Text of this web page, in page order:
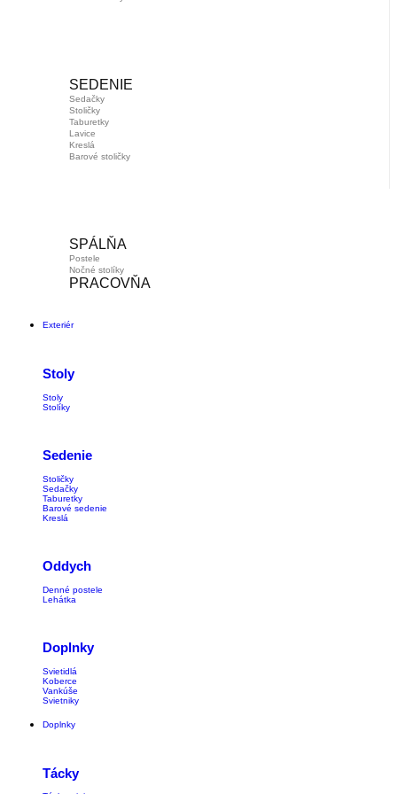
SEDENIE
Sedačky
Stoličky
Taburetky
Lavice
Kreslá
Barové stoličky
SPÁLŇA
Postele
Nočné stolíky
PRACOVŇA
Exteriér
Stoly
Stoly
Stolíky
Sedenie
Stoličky
Sedačky
Taburetky
Barové sedenie
Kreslá
Oddych
Denné postele
Lehátka
Doplnky
Svietidlá
Koberce
Vankúše
Svietniky
Doplnky
Tácky